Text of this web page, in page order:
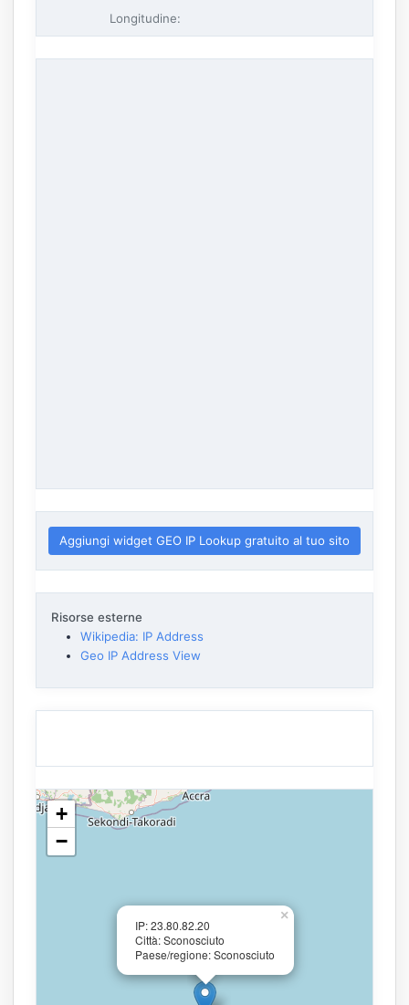
Longitudine:
Aggiungi widget GEO IP Lookup gratuito al tuo sito
Risorse esterne
Wikipedia: IP Address
Geo IP Address View
IP: 23.80.82.20
Città: Sconosciuto
Paese/regione: Sconosciuto
×
+
−